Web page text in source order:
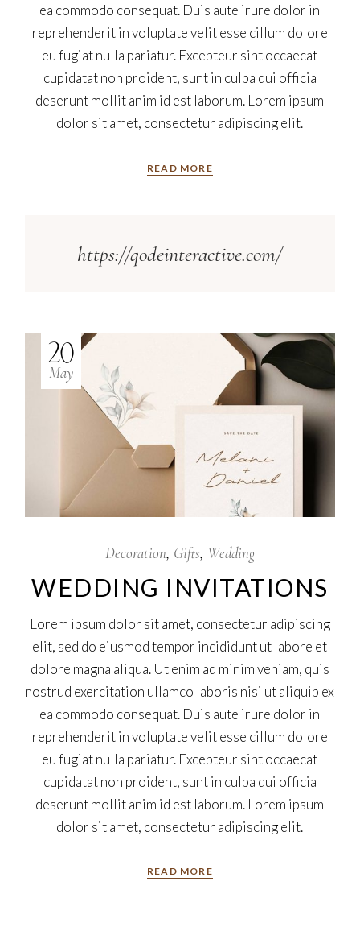
ea commodo consequat. Duis aute irure dolor in
reprehenderit in voluptate velit esse cillum dolore
eu fugiat nulla pariatur. Excepteur sint occaecat
cupidatat non proident, sunt in culpa qui officia
deserunt mollit anim id est laborum. Lorem ipsum
dolor sit amet, consectetur adipiscing elit.
READ MORE
https://qodeinteractive.com/
20
May
Decoration Gifts Wedding
WEDDING INVITATIONS
Lorem ipsum dolor sit amet, consectetur adipiscing
elit, sed do eiusmod tempor incididunt ut labore et
dolore magna aliqua. Ut enim ad minim veniam, quis
nostrud exercitation ullamco laboris nisi ut aliquip ex
ea commodo consequat. Duis aute irure dolor in
reprehenderit in voluptate velit esse cillum dolore
eu fugiat nulla pariatur. Excepteur sint occaecat
cupidatat non proident, sunt in culpa qui officia
deserunt mollit anim id est laborum. Lorem ipsum
dolor sit amet, consectetur adipiscing elit.
READ MORE